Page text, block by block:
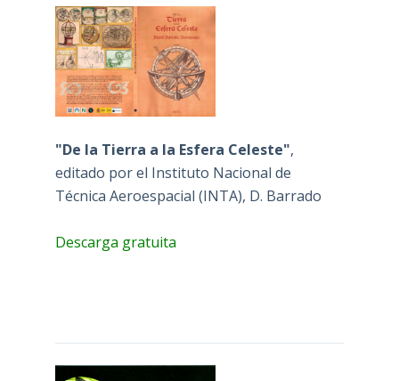
"De la Tierra a la Esfera Celeste",
editado por el Instituto Nacional de
Técnica Aeroespacial (INTA), D. Barrado
Descarga gratuita